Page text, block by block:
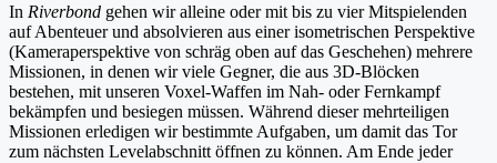
In Riverbond gehen wir alleine oder mit bis zu vier Mitspielenden
auf Abenteuer und absolvieren aus einer isometrischen Perspektive
(Kameraperspektive von schräg oben auf das Geschehen) mehrere
Missionen, in denen wir viele Gegner, die aus 3D-Blöcken
bestehen, mit unseren Voxel-Waffen im Nah- oder Fernkampf
bekämpfen und besiegen müssen. Während dieser mehrteiligen
Missionen erledigen wir bestimmte Aufgaben, um damit das Tor
zum nächsten Levelabschnitt öffnen zu können. Am Ende jeder